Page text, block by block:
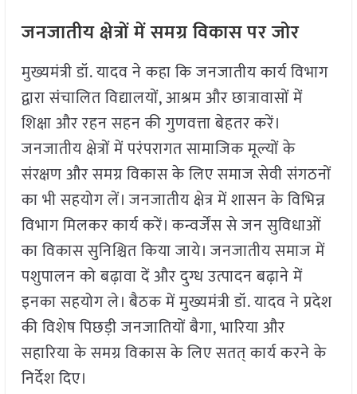
जनजातीय क्षेत्रों में समग्र विकास पर जोर
मुख्यमंत्री डॉ. यादव ने कहा कि जनजातीय कार्य विभाग
द्वारा संचालित विद्यालयों, आश्रम और छात्रावासों में
शिक्षा और रहन सहन की गुणवत्ता बेहतर करें।
जनजातीय क्षेत्रों में परंपरागत सामाजिक मूल्यों के
संरक्षण और समग्र विकास के लिए समाज सेवी संगठनों
का भी सहयोग लें। जनजातीय क्षेत्र में शासन के विभिन्न
विभाग मिलकर कार्य करें। कन्वर्जेंस से जन सुविधाओं
का विकास सुनिश्चित किया जाये। जनजातीय समाज में
पशुपालन को बढ़ावा दें और दुग्ध उत्पादन बढ़ाने में
इनका सहयोग ले। बैठक में मुख्यमंत्री डॉ. यादव ने प्रदेश
की विशेष पिछड़ी जनजातियों बैगा, भारिया और
सहारिया के समग्र विकास के लिए सतत् कार्य करने के
निर्देश दिए।